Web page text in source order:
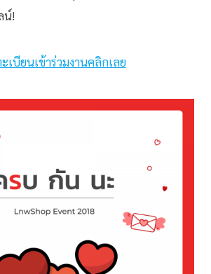
น์!
เบียนเข้าร่วมงานคลิกเลย